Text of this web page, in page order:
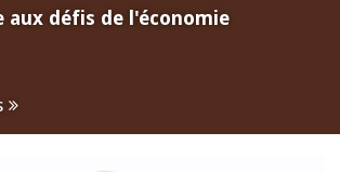
aux défis de l'économie